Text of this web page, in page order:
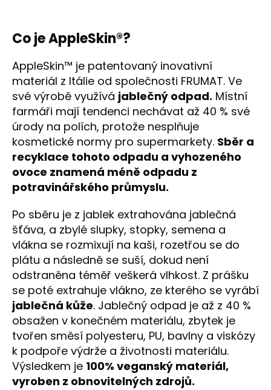
Co je AppleSkin®?
AppleSkin™ je patentovaný inovativní
materiál z Itálie od společnosti FRUMAT. Ve
své výrobě využívá jablečný odpad. Místní
farmáři mají tendenci nechávat až 40 % své
úrody na polích, protože nesplňuje
kosmetické normy pro supermarkety. Sběr a
recyklace tohoto odpadu a vyhozeného
ovoce znamená méně odpadu z
potravinářského průmyslu.
Po sběru je z jablek extrahována jablečná
šťáva, a zbylé slupky, stopky, semena a
vlákna se rozmixují na kaši, rozetřou se do
plátu a následně se suší, dokud není
odstraněna téměř veškerá vlhkost. Z prášku
se poté extrahuje vlákno, ze kterého se vyrábí
jablečná kůže. Jablečný odpad je až z 40 %
obsažen v konečném materiálu, zbytek je
tvořen směsí polyesteru, PU, bavlny a viskózy
k podpoře výdrže a životnosti materiálu.
Výsledkem je 100% veganský materiál,
vyroben z obnovitelných zdrojů.